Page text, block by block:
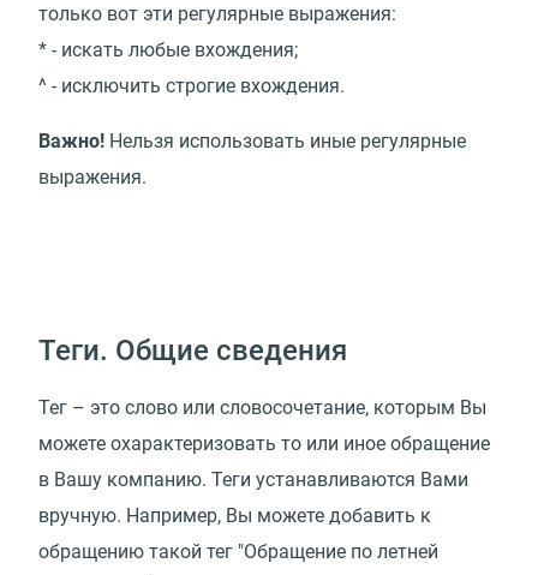
только вот эти регулярные выражения:
* - искать любые вхождения;
^ - исключить строгие вхождения.
Важно! Нельзя использовать иные регулярные
выражения.
Теги. Общие сведения
Тег – это слово или словосочетание, которым Вы
можете охарактеризовать то или иное обращение
в Вашу компанию. Теги устанавливаются Вами
вручную. Например, Вы можете добавить к
обращению такой тег "Обращение по летней